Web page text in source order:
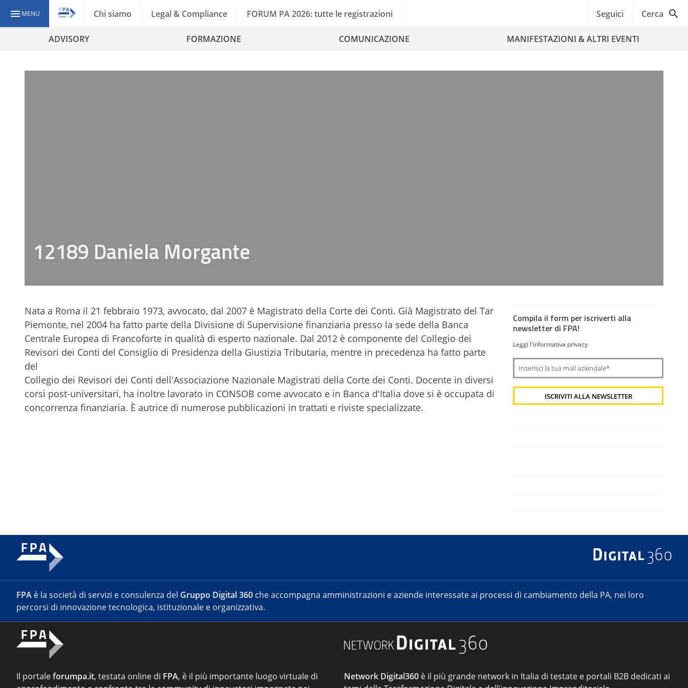
MENU Chi siamo Legal & Compliance FORUM PA 2026: tutte le registrazioni Seguici Cerca
ADVISORY FORMAZIONE COMUNICAZIONE MANIFESTAZIONI & ALTRI EVENTI
12189 Daniela Morgante
Nata a Roma il 21 febbraio 1973, avvocato, dal 2007 è Magistrato della Corte dei Conti. Già Magistrato del Tar
Piemonte, nel 2004 ha fatto parte della Divisione di Supervisione finanziaria presso la sede della Banca
Centrale Europea di Francoforte in qualità di esperto nazionale. Dal 2012 è componente del Collegio dei
Revisori dei Conti del Consiglio di Presidenza della Giustizia Tributaria, mentre in precedenza ha fatto parte
del
Collegio dei Revisori dei Conti dell'Associazione Nazionale Magistrati della Corte dei Conti. Docente in diversi
corsi post-universitari, ha inoltre lavorato in CONSOB come avvocato e in Banca d'Italia dove si è occupata di
concorrenza finanziaria. È autrice di numerose pubblicazioni in trattati e riviste specializzate.
Compila il form per iscriverti alla
newsletter di FPA!
Leggi l'informativa privacy
FPA è la società di servizi e consulenza del Gruppo Digital 360 che accompagna amministrazioni e aziende interessate ai processi di cambiamento della PA, nei loro
percorsi di innovazione tecnologica, istituzionale e organizzativa.
Il portaleforumpa.it, testata online di FPA, è il più importante luogo virtuale di
Network Digital360 è il più grande network in Italia di testate e portali B2B dedicati ai